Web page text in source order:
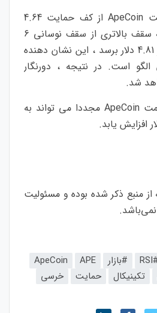
از سوی دیگر، اگر قیمت ApeCoin از کف حمایت 4.64
دلاری جهش یابد و به سقف بالاتری از سقف نوسانی 6
سپتامبر(15 شهریور) در 4.81 دلار برسد ، این نشان دهنده
است. در نتیجه ، دورنگار
شد.
در چنین شرایطی ، قیمت ApeCoin مجددا می تواند به
منبع ذکر شده بوده و مسئولیت
#بازار APE
ApeCoin
تکینیکال حمایت
خرسی